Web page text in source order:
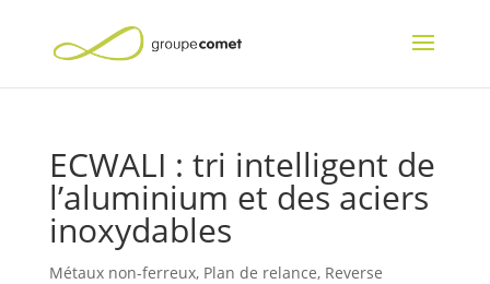
ECWALI : tri intelligent de
l’aluminium et des aciers
inoxydables
Métaux non-ferreux, Plan de relance, Reverse